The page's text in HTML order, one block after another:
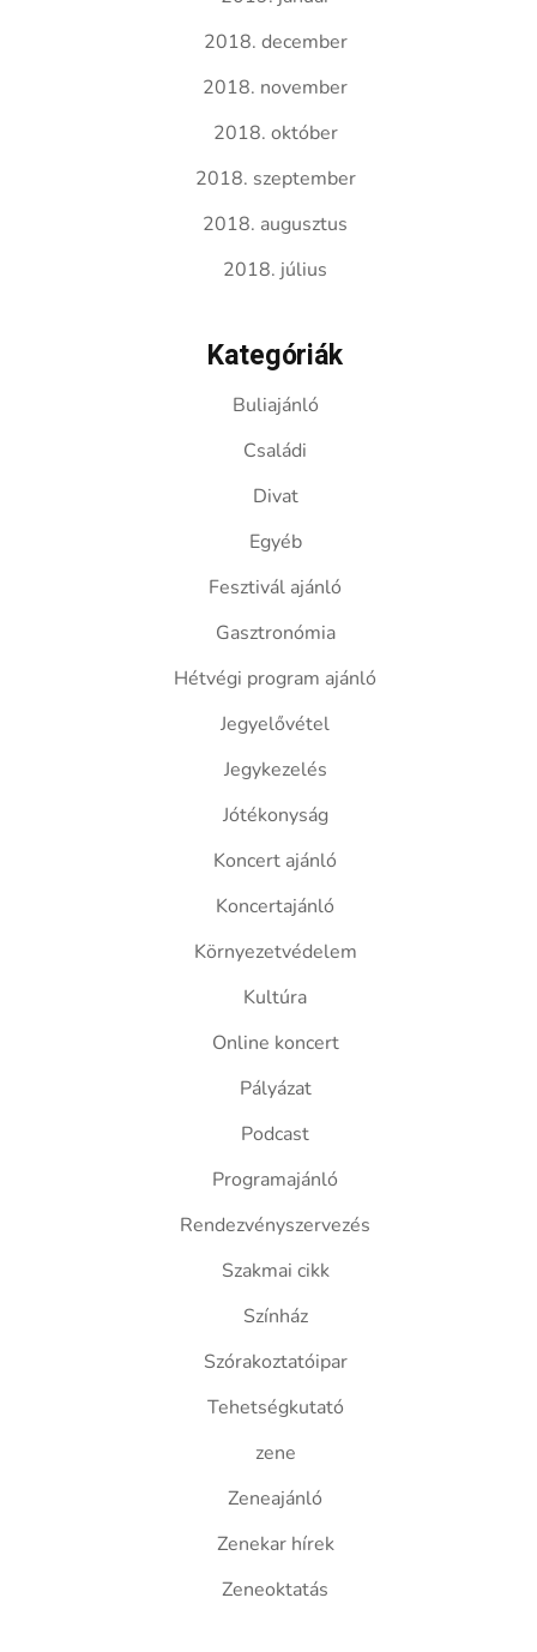
2018. december
2018. november
2018. október
2018. szeptember
2018. augusztus
2018. július
Kategóriák
Buliajánló
Családi
Divat
Egyéb
Fesztivál ajánló
Gasztronómia
Hétvégi program ajánló
Jegyelővétel
Jegykezelés
Jótékonyság
Koncert ajánló
Koncertajánló
Környezetvédelem
Kultúra
Online koncert
Pályázat
Podcast
Programajánló
Rendezvényszervezés
Szakmai cikk
Színház
Szórakoztatóipar
Tehetségkutató
zene
Zeneajánló
Zenekar hírek
Zeneoktatás